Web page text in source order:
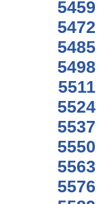
5459
5472
5485
5498
5511
5524
5537
5550
5563
5576